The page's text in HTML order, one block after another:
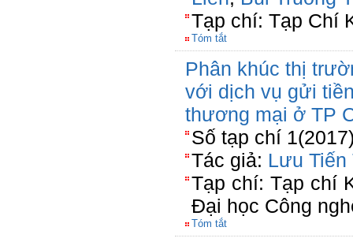
Tạp chí: Tạp Chí
Tóm tắt
Phân khúc thị
với dịch vụ gửi
thương mại ở TP
Số tạp chí
Tác giả: Lưu Tiến
Tạp chí: Tạp chí
Đại học Công
Tóm tắt